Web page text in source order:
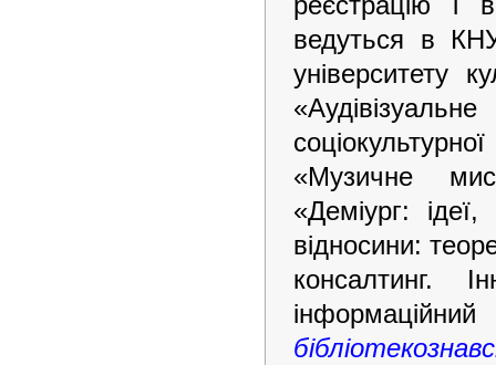
ведуться в
університету
«Музичне
«Деміург:
відносини:
консалтинг.